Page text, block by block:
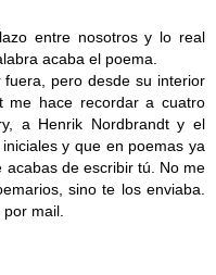
entre nosotros y lo real
acaba el poema.
pero desde su interior
me hace recordar a cuatro
a Henrik Nordbrandt y el
y que en poemas ya
de escribir tú. No me
sino te los enviaba.
mail.